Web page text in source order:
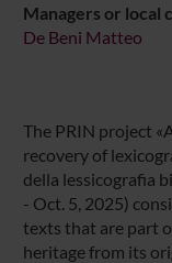
Managers or local
De Beni Matteo
The PRIN project
recovery of
della lessicografia
- Oct. 5, 2025)
texts that are part
heritage from its